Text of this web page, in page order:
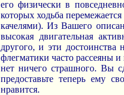
его физически в
которых ходьба
качелями). Из Вашего
высокая двигательная
другого, и эти достоинства
флегматики часто
нет ничего страшного. Вы
предоставьте теперь ему
нравится.